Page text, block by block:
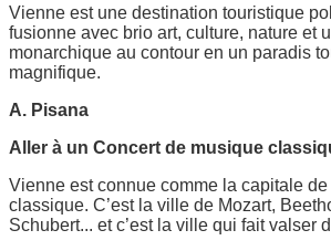
Vienne est une destination touristique
fusionne avec brio art, culture, nature et
monarchique au contour en un paradis
magnifique.
A. Pisana
Aller à un Concert de musique
Vienne est connue comme la capitale
classique. C’est la ville de Mozart,
Schubert... et c’est la ville qui fait valser